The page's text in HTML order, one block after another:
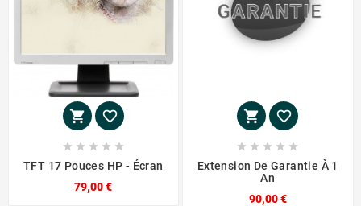
 
    
TFT 17 Pouces HP - Écran
79,00 €
 
    
Extension De Garantie À 1
An
90,00 €